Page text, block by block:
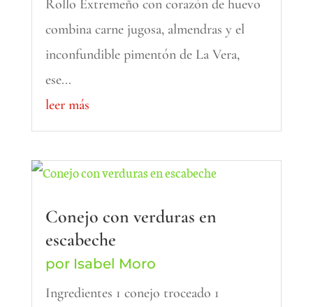
Rollo Extremeño con corazón de huevo
combina carne jugosa, almendras y el
inconfundible pimentón de La Vera,
ese...
leer más
Conejo con verduras en
escabeche
por Isabel Moro
Ingredientes 1 conejo troceado 1